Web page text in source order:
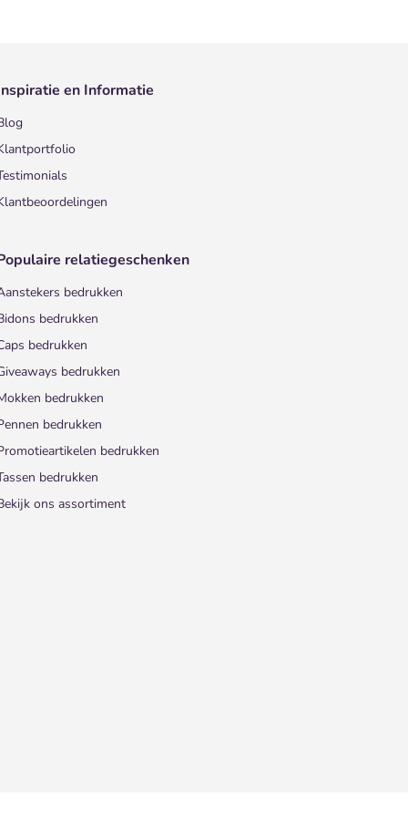
en Informatie
relatiegeschenken
bedrukken
bedrukken
bedrukken
bedrukken
bedrukken
bedrukken
bedrukken
bedrukken
ons assortiment